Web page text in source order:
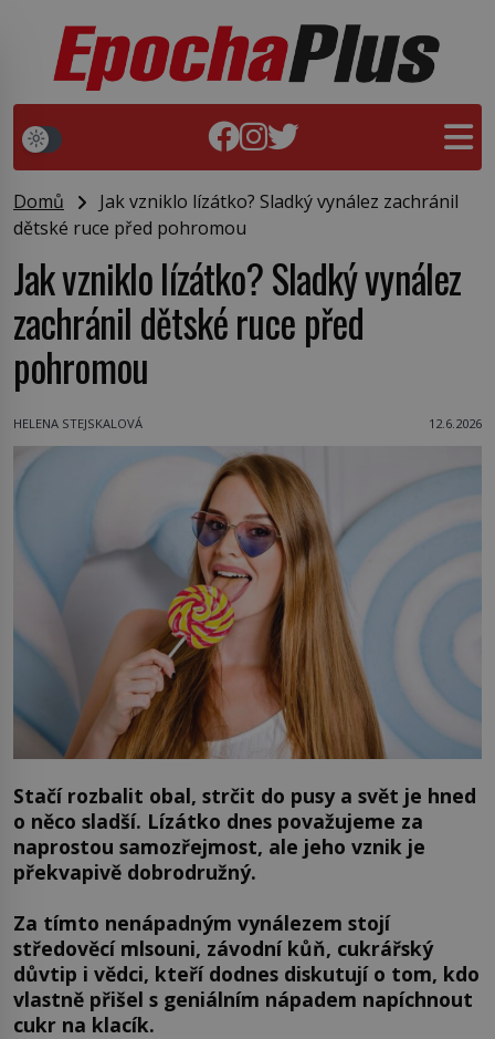
Domů
Jak vzniklo lízátko? Sladký vynález zachránil
dětské ruce před pohromou
Jak vzniklo lízátko? Sladký vynález
zachránil dětské ruce před
pohromou
HELENA STEJSKALOVÁ 12.6.2026
Stačí rozbalit obal, strčit do pusy a svět je hned
o něco sladší. Lízátko dnes považujeme za
naprostou samozřejmost, ale jeho vznik je
překvapivě dobrodružný.
Za tímto nenápadným vynálezem stojí
středověcí mlsouni, závodní kůň, cukrářský
důvtip i vědci, kteří dodnes diskutují o tom, kdo
vlastně přišel s geniálním nápadem napíchnout
cukr na klacík.